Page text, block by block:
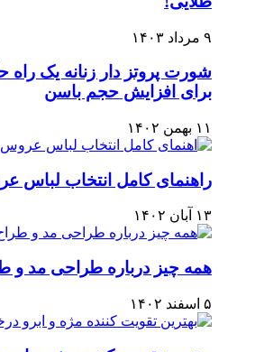
۹ مرداد ۱۴۰۳
شورت پروتز دار زنانه یک
برای افزایش حجم باسن
۱۱ بهمن ۱۴۰۲
راهنمای کامل انتخاب لباس
۱۳ آبان ۱۴۰۲
همه چیز درباره طراحی مد و
۵ اسفند ۱۴۰۲